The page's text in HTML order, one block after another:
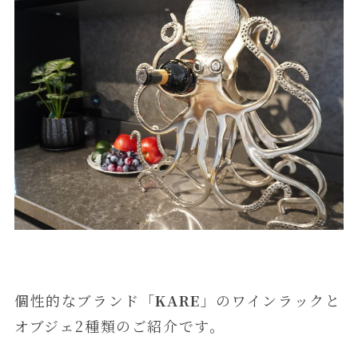
個性的なブランド「KARE 」のワインラックと
オブジェ2種類のご紹介です。